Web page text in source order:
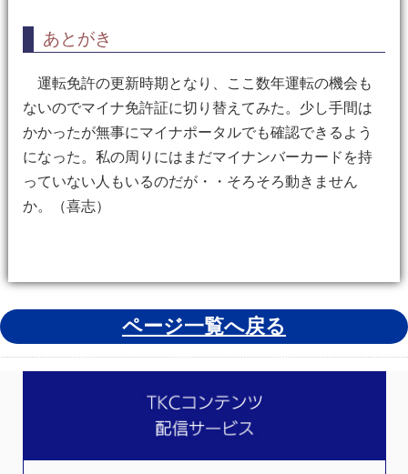
あとがき
運転免許の更新時期となり、ここ数年運転の機会も
ないのでマイナ免許証に切り替えてみた。少し手間は
かかったが無事にマイナポータルでも確認できるよう
になった。私の周りにはまだマイナンバーカードを持
っていない人もいるのだが・・そろそろ動きません
か。（喜志）
ページ一覧へ戻る